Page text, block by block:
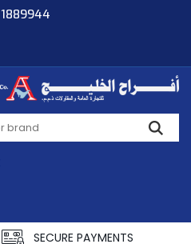
1889944
SECURE PAYMENTS